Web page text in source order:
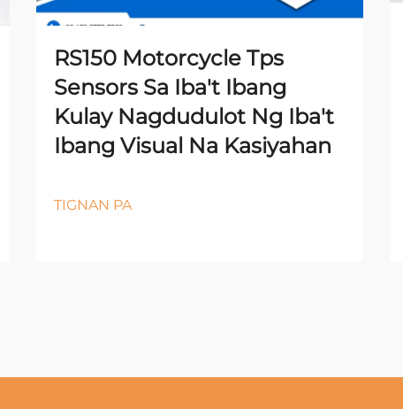
RS150 Motorcycle Tps
Sensors Sa Iba't Ibang
Kulay Nagdudulot Ng Iba't
Ibang Visual Na Kasiyahan
TIGNAN PA